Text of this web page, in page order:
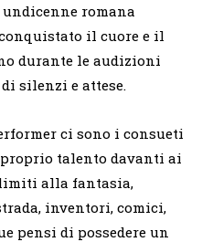
romana
il cuore e il
durante le audizioni
silenzi e attese.
ci sono i consueti
proprio talento davanti ai
alla fantasia,
inventori, comici,
pensi di possedere un